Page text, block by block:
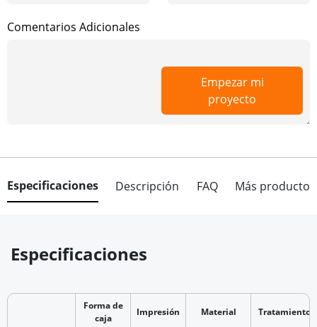
Comentarios Adicionales
Empezar mi
proyecto
Especificaciones Descripción FAQ Más producto
Especificaciones
Forma de
caja
Impresión Material Tratamiento